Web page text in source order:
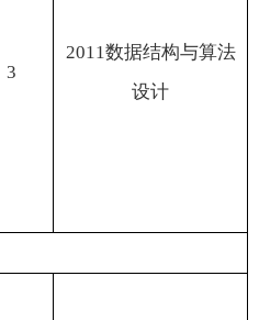
3
2011数据结构与算法
设计